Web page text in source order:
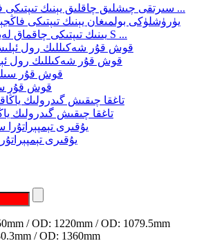
سىرتقى چىشلىق چاقلىق يېنىك تىپتىكى فاڭجېن يەڭ 231 ...
يىنىك تىپتىكى چاقماق لەيلىمە بەلۋاغ 230 S ...
قوش قۇر شەكىللىك رول
قوش قۇر
تاغقا چىقىش گىدرولىك
يۇقىرى